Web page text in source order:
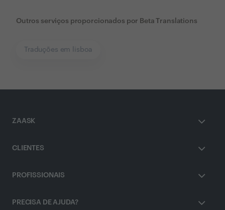
Outros serviços proporcionados por Beta Translations
Traduções em lisboa
ZAASK
CLIENTES
PROFISSIONAIS
PRECISA DE AJUDA?